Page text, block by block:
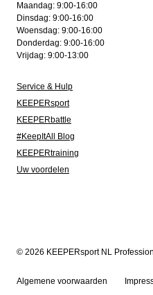
Maandag: 9:00-16:00
Dinsdag: 9:00-16:00
Woensdag: 9:00-16:00
Donderdag: 9:00-16:00
Vrijdag: 9:00-13:00
Service & Hulp
KEEPERsport
KEEPERbattle
#KeepItAll Blog
KEEPERtraining
Uw voordelen
© 2026 KEEPERsport NL
Algemene voorwaarden